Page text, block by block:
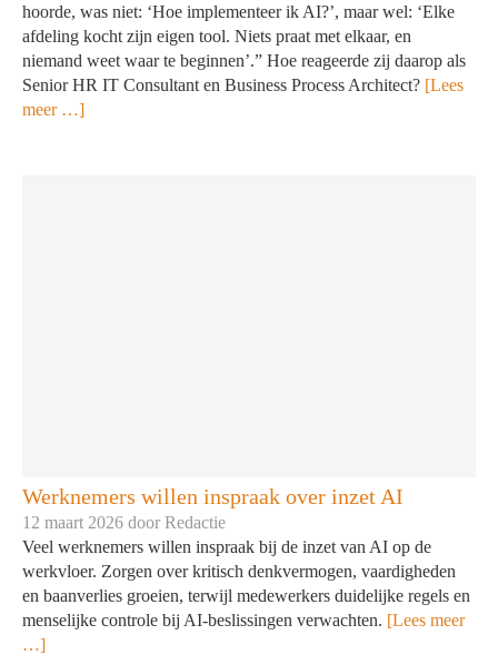
hoorde, was niet: ‘Hoe implementeer ik AI?’, maar wel: ‘Elke
afdeling kocht zijn eigen tool. Niets praat met elkaar, en
niemand weet waar te beginnen’.” Hoe reageerde zij daarop als
Senior HR IT Consultant en Business Process Architect? [Lees
meer …]
Werknemers willen inspraak over inzet AI
12 maart 2026 doorRedactie
Veel werknemers willen inspraak bij de inzet van AI op de
werkvloer. Zorgen over kritisch denkvermogen, vaardigheden
en baanverlies groeien, terwijl medewerkers duidelijke regels en
menselijke controle bij AI-beslissingen verwachten. [Lees meer
…]